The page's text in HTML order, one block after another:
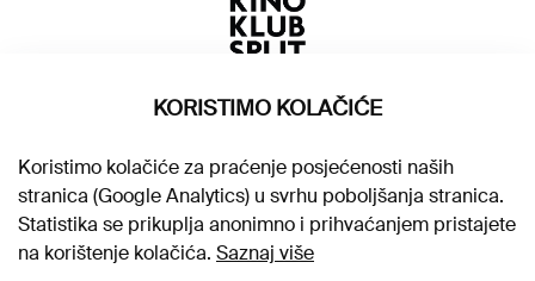
KORISTIMO KOLAČIĆE
Koristimo kolačiće za praćenje posjećenosti naših
stranica (Google Analytics) u svrhu poboljšanja stranica.
Statistika se prikuplja anonimno i prihvaćanjem pristajete
na korištenje kolačića. Saznaj više